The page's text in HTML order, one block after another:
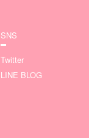
SNS
Twitter
LINE BLOG